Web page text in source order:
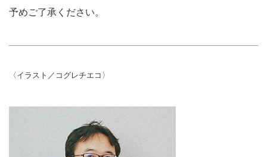
予めご了承ください。
〈イラスト／コグレチエコ〉